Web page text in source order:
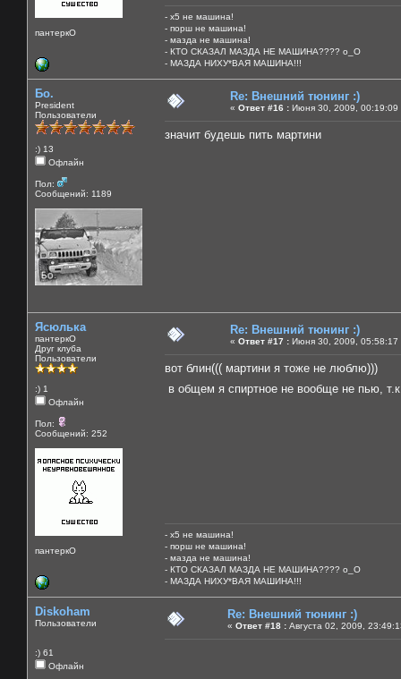
пантеркО
- х5 не машина!
- порш не машина!
- мазда не машина!
- КТО СКАЗАЛ МАЗДА НЕ МАШИНА???? о_О
- МАЗДА НИХУ*ВАЯ МАШИНА!!!
Бо.
President
Пользователи
:) 13
Офлайн
Пол:
Сообщений: 1189
Re: Внешний тюнинг :)
« Ответ #16 : Июня 30, 2009, 00:19:09
значит будешь пить мартини
Ясюлька
пантеркО
Друг клуба
Пользователи
:) 1
Офлайн
Пол:
Сообщений: 252
пантеркО
Re: Внешний тюнинг :)
« Ответ #17 : Июня 30, 2009, 05:58:17
вот блин((( мартини я тоже не люблю)))
в общем я спиртное не вообще не пью,
- х5 не машина!
- порш не машина!
- мазда не машина!
- КТО СКАЗАЛ МАЗДА НЕ МАШИНА???? о_О
- МАЗДА НИХУ*ВАЯ МАШИНА!!!
Diskoham
Пользователи
:) 61
Офлайн
Re: Внешний тюнинг :)
« Ответ #18 : Августа 02, 2009,